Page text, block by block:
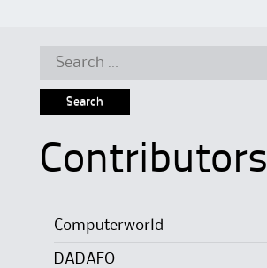
Search
Contributors
Computerworld
DADAFO